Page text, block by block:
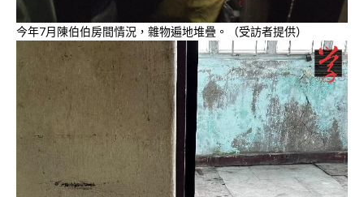
今年7月陳伯伯房間情況，雜物遍地堆疊。（受訪者提供）